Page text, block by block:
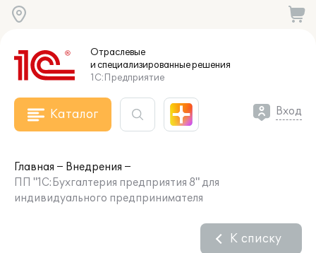
Отраслевые
и специализированныерешения
1С:Предприятие
Каталог Вход
Главная
Внедрения
ПП "1С:Бухгалтерия предприятия 8" для
индивидуального предпринимателя
К списку